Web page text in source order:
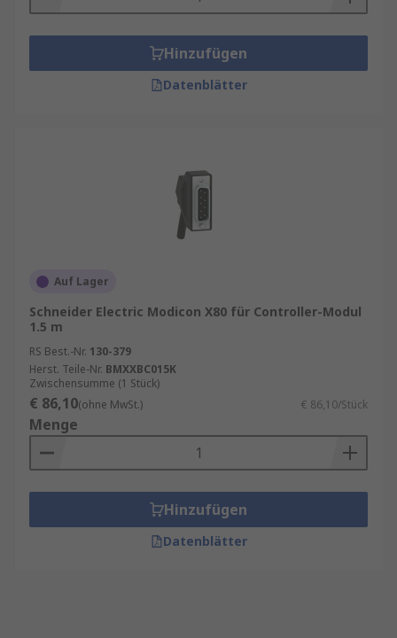
Hinzufügen
Datenblätter
Auf Lager
Schneider Electric Modicon X80 für Controller-Modul
1.5 m
RS Best.-Nr. 130-379
Herst. Teile-Nr. BMXXBC015K
Zwischensumme (1 Stück)
€ 86,10(ohne MwSt.) € 86,10/Stück
Menge
Hinzufügen
Datenblätter